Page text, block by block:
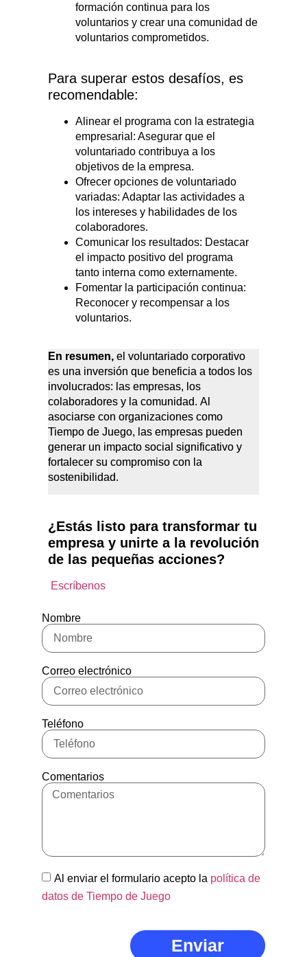
formación continua para los
voluntarios y crear una comunidad de
voluntarios comprometidos.
Para superar estos desafíos, es
recomendable:
Alinear el programa con la estrategia
empresarial: Asegurar que el
voluntariado contribuya a los
objetivos de la empresa.
Ofrecer opciones de voluntariado
variadas: Adaptar las actividades a
los intereses y habilidades de los
colaboradores.
Comunicar los resultados: Destacar
el impacto positivo del programa
tanto interna como externamente.
Fomentar la participación continua:
Reconocer y recompensar a los
voluntarios.
En resumen, el voluntariado corporativo
es una inversión que beneficia a todos los
involucrados: las empresas, los
colaboradores y la comunidad. Al
asociarse con organizaciones como
Tiempo de Juego, las empresas pueden
generar un impacto social significativo y
fortalecer su compromiso con la
sostenibilidad.
¿Estás listo para transformar tu
empresa y unirte a la revolución
de las pequeñas acciones?
Escríbenos
Nombre
Correo electrónico
Teléfono
Comentarios
Al enviar el formulario acepto la política de
datos de Tiempo de Juego
Enviar